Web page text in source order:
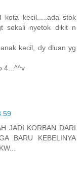
kota kecil.....ada stok
sekali nyetok dikit n
kecil, dy dluan yg
4...^^v
JADI KORBAN DARI
BARU KEBELINYA